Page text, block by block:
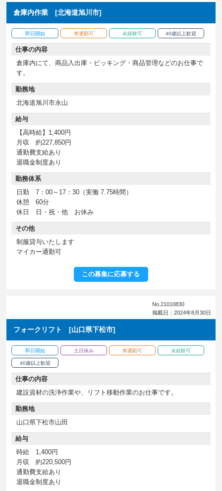
倉庫内作業 [北海道旭川市]
即日開始 車通勤可 未経験可 40歳以上歓迎
仕事の内容
倉庫内にて、商品入出庫・ピッキング・商品管理などのお仕事で
す。
勤務地
北海道旭川市永山
給与
【高時給】1,400円
月収 約227,850円
通勤費支給あり
退職金制度あり
勤務体系
日勤 7：00～17：30（実働 7.75時間）
休憩 60分
休日 日・祝・他 お休み
その他
制服貸与いたします
マイカー通勤可
この募集に応募する
No.21010830
掲載日：2024年8月30日
フォークリフト [山口県下松市]
即日開始 土日休み 車通勤可 未経験可
40歳以上歓迎
仕事の内容
建設資材の洗浄作業や、リフト移動作業のお仕事です。
勤務地
山口県下松市山田
給与
時給 1,400円
月収 約220,500円
通勤費支給あり
退職金制度あり